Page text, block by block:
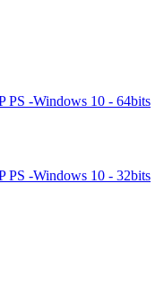
PS -Windows 10 - 64bits
PS -Windows 10 - 32bits